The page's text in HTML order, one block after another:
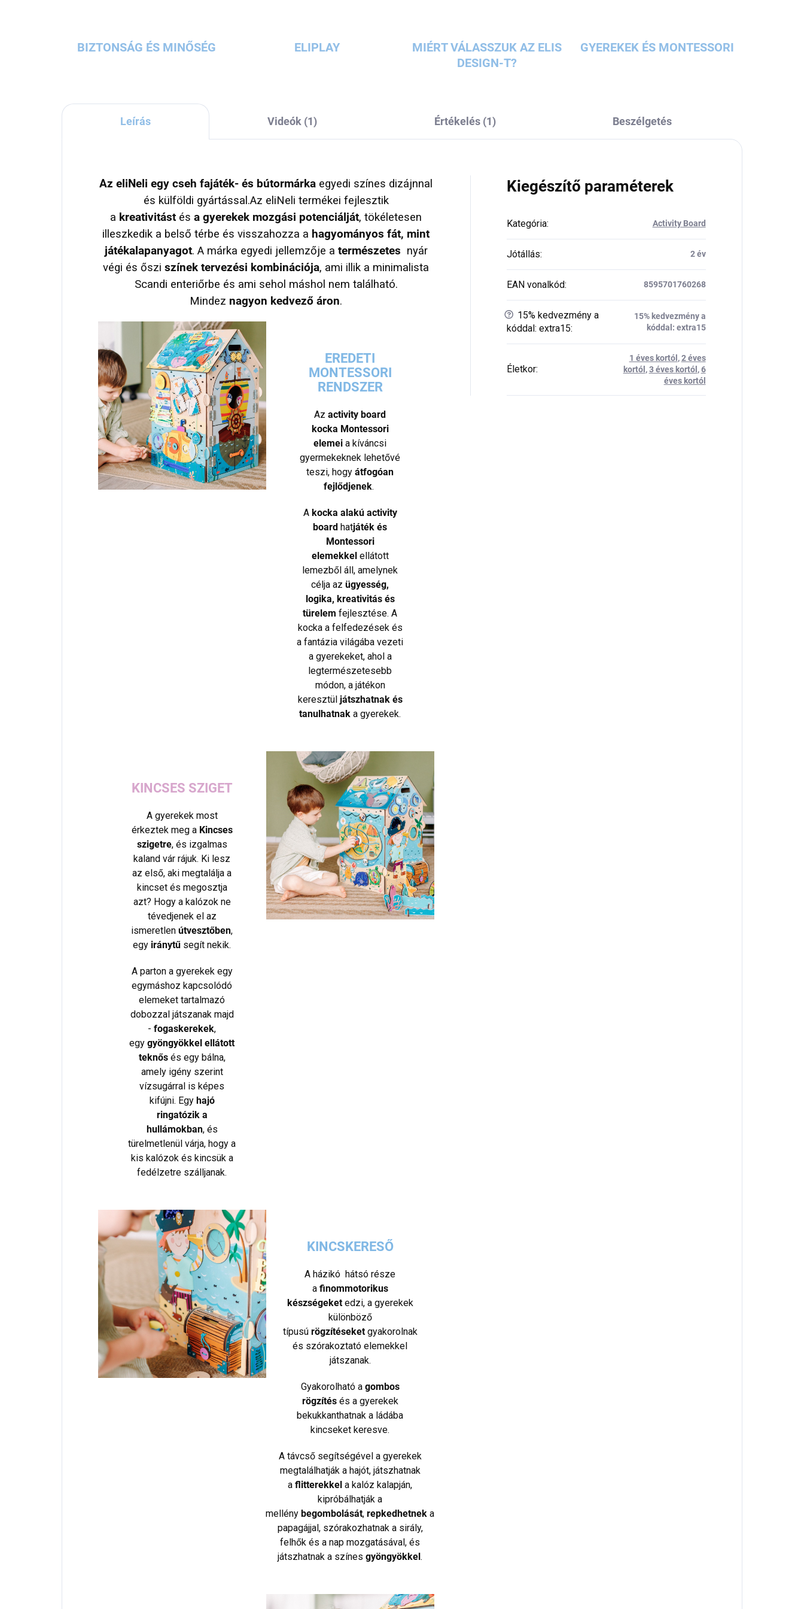
BIZTONSÁG ÉS MINŐSÉG ELIPLAY
MIÉRT VÁLASSZUK AZ ELIS
DESIGN-T?
GYEREKEK ÉS MONTESSORI
Leírás Videók (1) Értékelés (1) Beszélgetés
Az eliNeli egy cseh fajáték- és bútormárka egyedi színes dizájnnal
és külföldi gyártással.Az eliNeli termékei fejlesztik
a kreativitást ésa gyerekek mozgási potenciálját, tökéletesen
illeszkedik a belső térbe és visszahozza a hagyományos fát, mint
játékalapanyagot. A márka egyedi jellemzője a természetes nyár
végi és ősziszínek tervezési kombinációja, ami illik a minimalista
Scandi enteriőrbe és ami sehol máshol nem található.
Mindez nagyon kedvező áron.
EREDETI
MONTESSORI
RENDSZER
Azactivity board
kocka Montessori
elemei a kíváncsi
gyermekeknek lehetővé
teszi, hogyátfogóan
fejlődjenek.
A kocka alakú activity
board hatjáték és
Montessori
elemekkel ellátott
lemezből áll, amelynek
célja azügyesség,
logika, kreativitás és
türelem fejlesztése. A
kocka a felfedezések és
a fantázia világába vezeti
a gyerekeket, ahol a
legtermészetesebb
módon, a játékon
keresztül játszhatnak és
tanulhatnak a gyerekek.
KINCSES SZIGET
A gyerekek most
érkeztek meg a Kincses
szigetre, és izgalmas
kaland vár rájuk. Ki lesz
az első, aki megtalálja a
kincset és megosztja
azt? Hogy a kalózok ne
tévedjenek el az
ismeretlenútvesztőben,
egy iránytű segít nekik.
A parton a gyerekek egy
egymáshoz kapcsolódó
elemeket tartalmazó
dobozzal játszanak majd
-fogaskerekek,
egygyöngyökkel ellátott
teknősés egy bálna,
amely igény szerint
vízsugárral is képes
kifújni. Egy hajó
ringatózik a
hullámokban, és
türelmetlenül várja, hogy a
kis kalózok és kincsük a
fedélzetre szálljanak.
KINCSKERESŐ
A házikó hátsó része
a finommotorikus
készségeketedzi, a gyerekek
különböző
típusú rögzítéseketgyakorolnak
és szórakoztató elemekkel
játszanak.
Gyakorolható a gombos
rögzítésés a gyerekek
bekukkanthatnak a ládába
kincseket keresve.
A távcső segítségével a gyerekek
megtalálhatják a hajót, játszhatnak
aflitterekkel a kalóz kalapján,
kipróbálhatják a
mellény begombolását,repkedhetnek a
papagájjal, szórakozhatnak a sirály,
felhők és a nap mozgatásával, és
játszhatnak a színesgyöngyökkel.
Kiegészítő paraméterek
Kategória: Activity Board
Jótállás: 2 év
EAN vonalkód: 8595701760268
? 15% kedvezmény a
kóddal: extra15:
15% kedvezmény a
kóddal: extra15
Életkor:
1 éves kortól ,2 éves
kortól ,3 éves kortól ,6
éves kortól